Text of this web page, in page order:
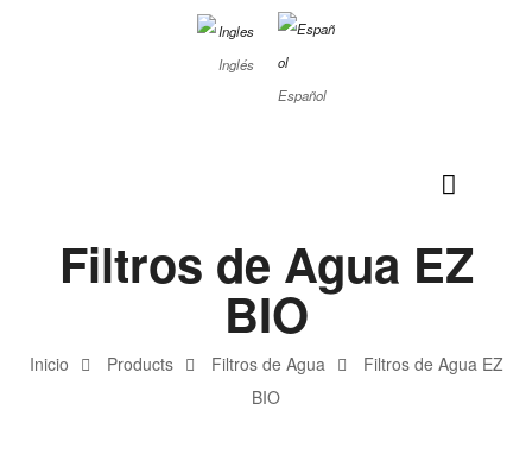
Inglés
Español
Inicio Products Filtros de Agua
Filtros de Agua EZ
BIO
Filtros de Agua EZ
BIO